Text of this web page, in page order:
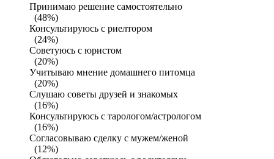
Принимаю решение самостоятельно
(48%)
Консультируюсь с риелтором
(24%)
Советуюсь с юристом
(20%)
Учитываю мнение домашнего питомца
(20%)
Слушаю советы друзей и знакомых
(16%)
Консультируюсь с тарологом/астрологом
(16%)
Согласовываю сделку с мужем/женой
(12%)